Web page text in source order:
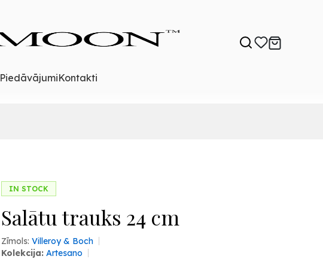
PiedāvājumiKontakti
IN STOCK
Salātu trauks 24 cm
Zīmols:Villeroy & Boch
Kolekcija: Artesano